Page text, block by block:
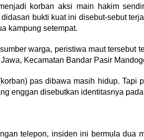
korban aksi main hakim
bukti kuat ini disebut-sebut
kampung setempat.
warga, peristiwa maut tersebut
Kecamatan Bandar Pasir
pas dibawa masih hidup. Tapi
enggan disebutkan identitasnya
telepon, insiden ini bermula dua